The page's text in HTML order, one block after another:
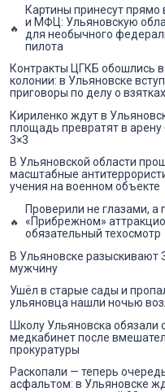
Картины принесут прямо
и МФЦ: Ульяновскую
для необычного
пилота
Контракты ЦГКБ обошлись
колонии: в Ульяновске
приговоры по делу о взятках
Кириленко ждут в
площадь превратят в арену
3×3
В Ульяновской области
масштабные
учения на военном объекте
Проверили не глазами, а
«Прибрежном»
обязательный техосмотр
В Ульяновске разыскивают
мужчину
Ушёл в старые сады и
ульяновца нашли ночью
Школу Ульяновска обязали
медкабинет после
прокуратуры
Раскопали — теперь
асфальтом: в Ульяновске